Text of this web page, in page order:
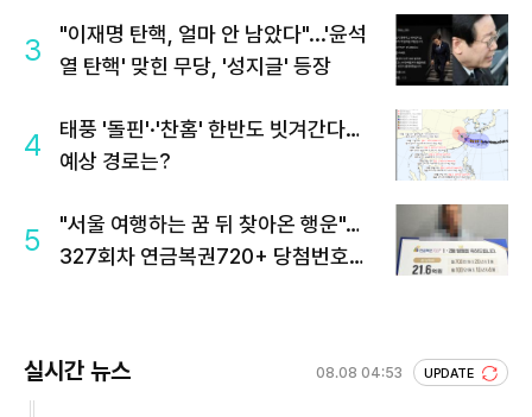
3
"이재명 탄핵, 얼마 안 남았다"...'윤석
열 탄핵' 맞힌 무당, '성지글' 등장
4
태풍 '돌핀'·'찬홈' 한반도 빗겨간다…
예상 경로는?
5
"서울 여행하는 꿈 뒤 찾아온 행운"…
327회차 연금복권720+ 당첨번호조
실시간 뉴스 08.08 04:53 UPDATE